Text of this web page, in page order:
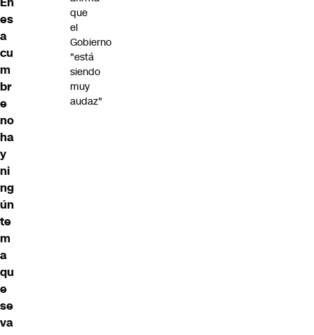
es
a
cu
m
br
e
no
ha
y
ni
ng
ún
te
m
a
qu
e
se
va
que
el
Gobierno
"está
siendo
muy
audaz"